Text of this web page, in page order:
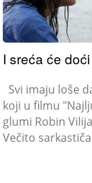
I sreća će doći
koji u filmu
glumi Robin
Večito